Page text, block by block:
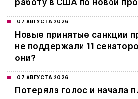
работу в США по новой
07 АВГУСТА 2026
Новые принятые санкции
не поддержали 11
они?
07 АВГУСТА 2026
Потеряла голос и начала